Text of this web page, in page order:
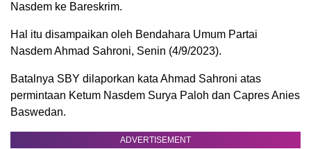
Nasdem ke Bareskrim.
Hal itu disampaikan oleh Bendahara Umum Partai
Nasdem Ahmad Sahroni, Senin (4/9/2023).
Batalnya SBY dilaporkan kata Ahmad Sahroni atas
permintaan Ketum Nasdem Surya Paloh dan Capres Anies
Baswedan.
ADVERTISEMENT